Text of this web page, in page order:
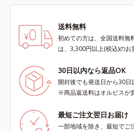
送料無料
初めての方は、全国送料無
は、3,300円以上(税込)の
30日以内なら返品OK
開封後でも発送日から30
※商品返送料はオルビスが
最短ご注文翌日お届け
一部地域を除き、最短でご